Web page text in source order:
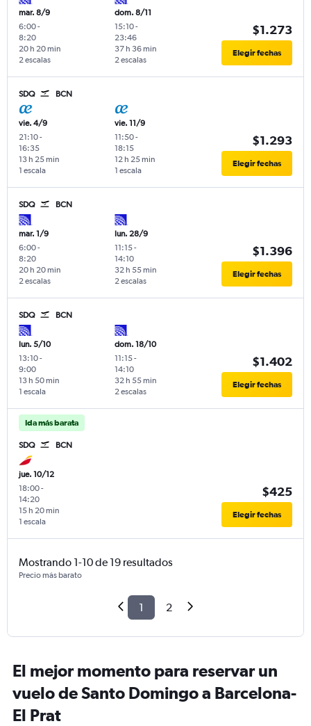
mar. 8/9
6:00-
8:20
2 escalas
20 h 20 min
dom. 8/11
15:10-
23:46
2 escalas
37 h 36 min
$1.273
Elegir fechas
SDQ BCN
vie. 4/9
21:10-
16:35
1 escala
13 h 25 min
vie. 11/9
11:50-
18:15
1 escala
12 h 25 min
$1.293
Elegir fechas
SDQ BCN
mar. 1/9
6:00-
8:20
2 escalas
20 h 20 min
lun. 28/9
11:15-
14:10
2 escalas
32 h 55 min
$1.396
Elegir fechas
SDQ BCN
lun. 5/10
13:10-
9:00
1 escala
13 h 50 min
dom. 18/10
11:15-
14:10
2 escalas
32 h 55 min
$1.402
Elegir fechas
Ida más barata
SDQ BCN
jue. 10/12
18:00-
14:20
1 escala
15 h 20 min
$425
Elegir fechas
Mostrando 1-10 de 19 resultados
Precio más barato
1 2
El mejor momento para reservar un
vuelo de Santo Domingo a Barcelona-
El Prat